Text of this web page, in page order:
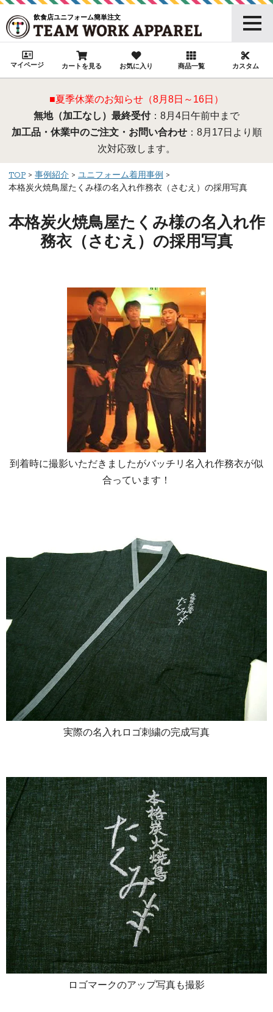
飲食店ユニフォーム簡単注文
マイページ カートを見る お気に入り 商品一覧 カスタム
■夏季休業のお知らせ（8月8日～16日）
無地（加工なし）最終受付：8月4日午前中まで
加工品・休業中のご注文・お問い合わせ：8月17日より順
次対応致します。
TOP 事例紹介
ユニフォーム着用事例
本格炭火焼鳥屋たくみ様の名入れ作務衣（さむえ）の採用写真
本格炭火焼鳥屋たくみ様の名入れ作
務衣（さむえ）の採用写真
到着時に撮影いただきましたがバッチリ名入れ作務衣が似
合っています！
実際の名入れロゴ刺繍の完成写真
ロゴマークのアップ写真も撮影